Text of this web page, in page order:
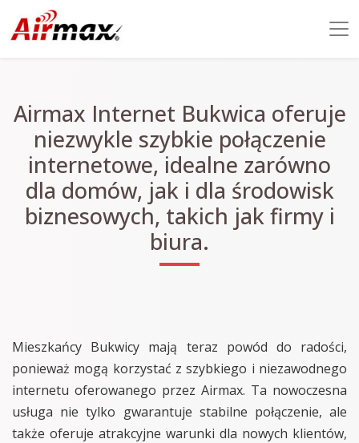
Airmax Internet Bukwica oferuje
niezwykle szybkie połączenie
internetowe, idealne zarówno
dla domów, jak i dla środowisk
biznesowych, takich jak firmy i
biura.
Mieszkańcy Bukwicy mają teraz powód do radości,
ponieważ mogą korzystać z szybkiego i niezawodnego
internetu oferowanego przez Airmax. Ta nowoczesna
usługa nie tylko gwarantuje stabilne połączenie, ale
także oferuje atrakcyjne warunki dla nowych klientów,